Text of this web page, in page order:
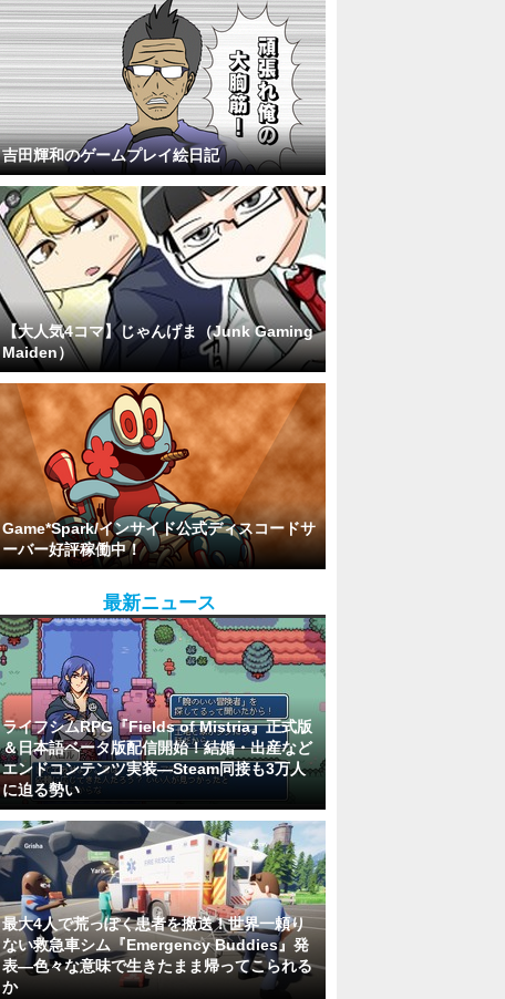
吉田輝和のゲームプレイ絵日記
【大人気4コマ】じゃんげま（Junk Gaming
Maiden）
Game*Spark/インサイド公式ディスコードサ
ーバー好評稼働中！
最新ニュース
ライフシムRPG『Fields of Mistria』正式版
＆日本語ベータ版配信開始！結婚・出産など
エンドコンテンツ実装―Steam同接も3万人
に迫る勢い
最大4人で荒っぽく患者を搬送！世界一頼り
ない救急車シム『Emergency Buddies』発
表―色々な意味で生きたまま帰ってこられる
か